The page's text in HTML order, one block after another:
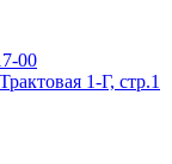
00
1-Г, стр.1